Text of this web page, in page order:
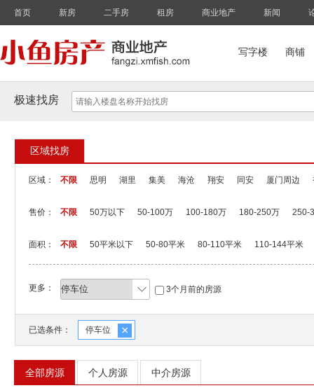
首页 新房 二手房 租房 商业地产 新闻
写字楼 商铺
极速找房
区域找房
区域： 不限 思明 湖里 集美 海沧 翔安 同安 厦门周边
售价： 不限 50万以下 50-100万 100-180万 180-250万 250-
面积： 不限 50平米以下 50-80平米 80-110平米 110-144平米
更多： 3个月前的房源
已选条件： 停车位 ×
全部房源 个人房源 中介房源